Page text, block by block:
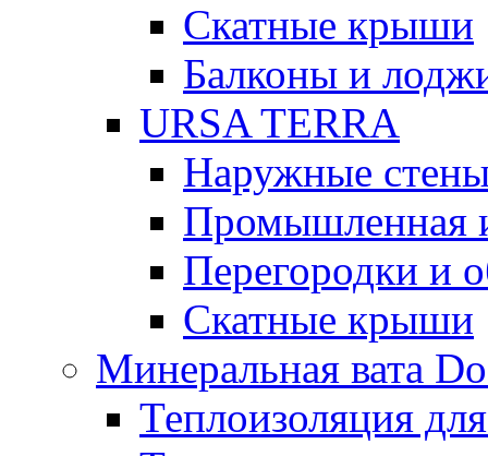
Скатные крыши
Балконы и
URSA TERRA
Наружные
Промышленная
Перегородки и
Скатные крыши
Минеральная вата
Теплоизоляция